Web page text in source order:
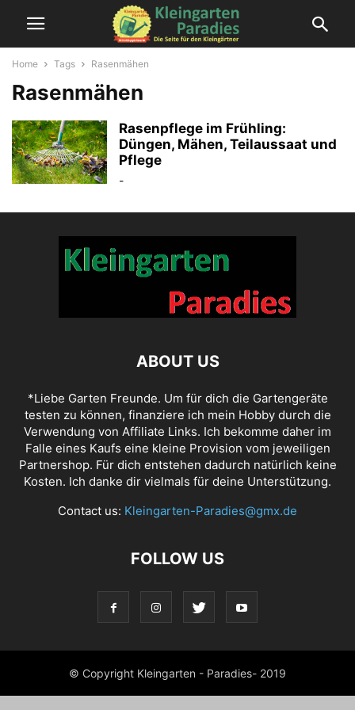
Home Tags Rasenmähen
Rasenmähen
Rasenpflege im Frühling:
Düngen, Mähen, Teilaussaat und
Pflege
-
ABOUT US
*Liebe Garten Freunde. Um für dich die Gartengeräte
testen zu können, finanziere ich mein Hobby durch die
Verwendung von Affiliate Links. Ich bekomme daher im
Falle eines Kaufs eine kleine Provision vom jeweiligen
Partnershop. Für dich entstehen dadurch natürlich keine
Kosten. Ich danke dir vielmals für deine Unterstützung.
Contact us: Kleingarten-Paradies@gmx.de
FOLLOW US
© Copyright Kleingarten - Paradies- 2019